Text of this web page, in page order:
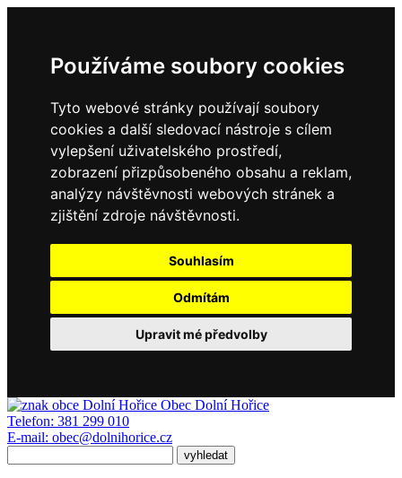
Používáme soubory cookies
Tyto webové stránky používají soubory
cookies a další sledovací nástroje s cílem
vylepšení uživatelského prostředí,
zobrazení přizpůsobeného obsahu a reklam,
analýzy návštěvnosti webových stránek a
zjištění zdroje návštěvnosti.
Souhlasím
Odmítám
Upravit mé předvolby
Obec Dolní Hořice
Telefon: 381 299 010
E-mail: obec@dolnihorice.cz